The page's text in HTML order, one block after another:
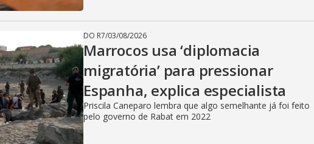
DO R7/03/08/2026
Marrocos usa ‘diplomacia
migratória’ para pressionar
Espanha, explica especialista
Priscila Caneparo lembra que algo semelhante já foi feito
pelo governo de Rabat em 2022